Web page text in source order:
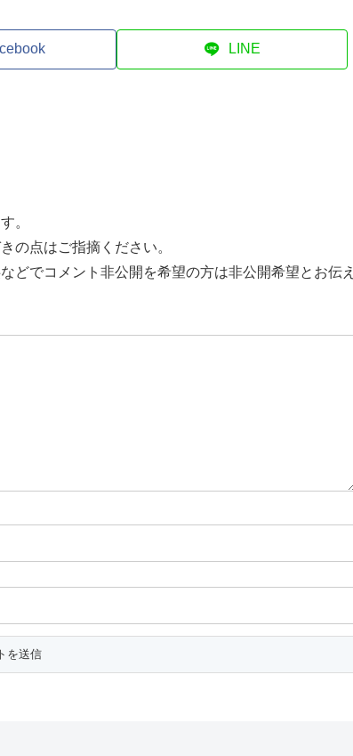
LINE
。
の点はご指摘ください。
どでコメント非公開を希望の方は非公開希望とお伝え